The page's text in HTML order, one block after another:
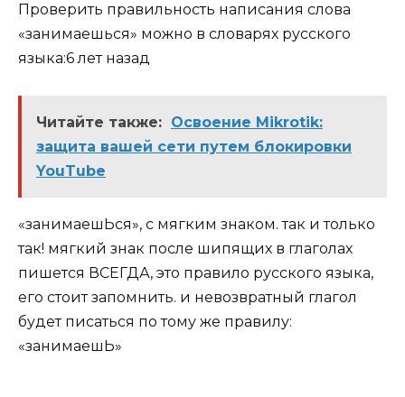
Проверить правильность написания слова
«занимаешься» можно в словарях русского
языка:6 лет назад
Читайте также: Освоение Mikrotik:
защита вашей сети путем блокировки
YouTube
«занимаешЬся», с мягким знаком. так и только
так! мягкий знак после шипящих в глаголах
пишется ВСЕГДА, это правило русского языка,
его стоит запомнить. и невозвратный глагол
будет писаться по тому же правилу:
«занимаешЬ»